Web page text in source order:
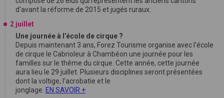
d'avant la réforme de 2015 et jugés ruraux.
2 juillet
Une journée à l’école de cirque ?
Depuis maintenant 3 ans, Forez Tourisme organise avec l’école
de cirque le Cabrioleur à Chambéon une journée pour les
familles sur le thême du cirque. Cette année, cette journée
aura lieu le 29 juillet. Plusieurs disciplines seront présentées
dont la voltige, l’acrobatie et le
jonglage. EN SAVOIR +